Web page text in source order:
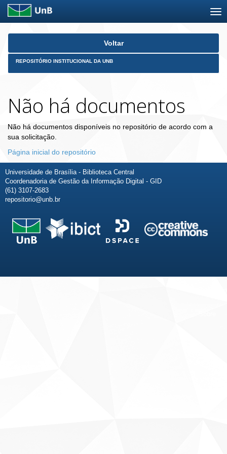
Skip
Voltar
REPOSITÓRIO INSTITUCIONAL DA UNB
Não há documentos
Não há documentos disponíveis no repositório de acordo com a
sua solicitação.
Página inicial do repositório
Universidade de Brasília - Biblioteca Central
Coordenadoria de Gestão da Informação Digital - GID
(61) 3107-2683
repositorio@unb.br